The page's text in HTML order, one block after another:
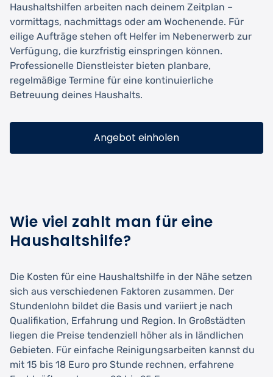
Haushaltshilfen arbeiten nach deinem Zeitplan –
vormittags, nachmittags oder am Wochenende. Für
eilige Aufträge stehen oft Helfer im Nebenerwerb zur
Verfügung, die kurzfristig einspringen können.
Professionelle Dienstleister bieten planbare,
regelmäßige Termine für eine kontinuierliche
Betreuung deines Haushalts.
Angebot einholen
Wie viel zahlt man für eine
Haushaltshilfe?
Die Kosten für eine Haushaltshilfe in der Nähe setzen
sich aus verschiedenen Faktoren zusammen. Der
Stundenlohn bildet die Basis und variiert je nach
Qualifikation, Erfahrung und Region. In Großstädten
liegen die Preise tendenziell höher als in ländlichen
Gebieten. Für einfache Reinigungsarbeiten kannst du
mit 15 bis 18 Euro pro Stunde rechnen, erfahrene